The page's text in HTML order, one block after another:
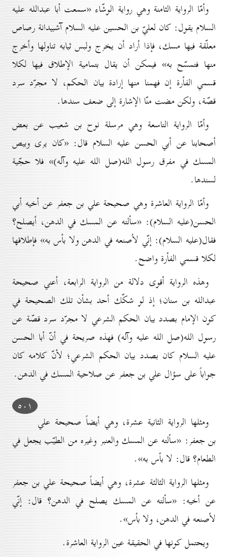
وأمّا الرواية الثامنة وهي رواية الوشّاء «سمعت أبا عبدالله عليه
السلام يقول: كان لعليّ بن الحسين عليه السلام آشبيدانة رصاص
معلّقة فيها مسك، فإذا أراد أن يخرج ولبس ثيابه تناولها وأخرج
منها فتمسّح به» فيمكن أن يقال بتمامية الإطلاق فيها لكلا
قسمي الفأرة إن فهمنا منها إرادة بيان الحكم، لا مجرّد سرد
قصّة، ولكن مضت منّا الإشارة إلى ضعف سندها.
وأمّا الرواية التاسعة وهي مرسلة نوح بن شعيب عن بعض
أصحابنا عن أبي الحسن عليه السلام قال: «كان يرى وبيص
المسك في مفرق رسول الله(صل الله عليه وآله)» فلا حجّية
لسندها.
وأمّا الرواية العاشرة وهي صحيحة علي بن جعفر عن أخيه أبي
الحسن(عليه السلام): «سألته عن المسك في الدهن، أيصلح؟
فقال(عليه السلام): إنّي لأصنعه في الدهن ولا بأس به» فإطلاقها
لكلا قسمي الفأرة واضح.
وهذه الرواية أقوى دلالة من الرواية الرابعة، أعني صحيحة
عبدالله بن سنان؛ إذ لو شكّك أحد بشأن تلك الصحيحة في
كون الإمام بصدد بيان الحكم الشرعي لا مجرّد سرد قصّة عن
رسول الله(صل الله عليه وآله) فهذه صريحة في أنّ أبا الحسن
عليه السلام كان بصدد بيان الحكم الشرعي؛ لأنّ كلامه كان
جواباً على سؤال علي بن جعفر عن صلاحية المسك في الدهن.
٥٠۱
ومثلها الرواية الثانية عشرة، وهي أيضاً صحيحة علي
بن جعفر: «سألته عن المسك والعنبر وغيره من الطيّب يجعل في
الطعام؟ قال: لا بأس به».
ومثلها الرواية الثالثة عشرة، وهي أيضاً صحيحة علي بن جعفر
عن أخيه: «سألته عن المسك يصلح في الدهن؟ قال: إنّي
لأصنعه في الدهن، ولا بأس».
ويحتمل كونها في الحقيقة عين الرواية العاشرة.